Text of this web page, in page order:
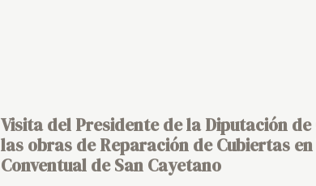
Visita del Presidente de la Diputación
las obras de Reparación de Cubiertas
Conventual de San Cayetano